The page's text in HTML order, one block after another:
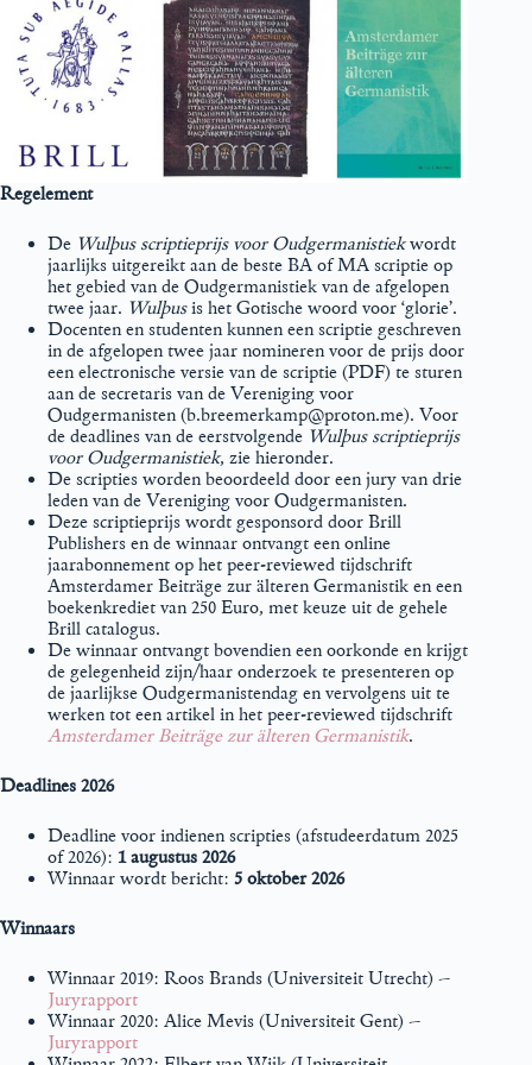
Regelement
De Wulþus scriptieprijs voor Oudgermanistiekwordt
jaarlijks uitgereikt aan de beste BA of MA scriptie op
het gebied van de Oudgermanistiek van de afgelopen
twee jaar. Wulþusis het Gotische woord voor ‘glorie’.
Docenten en studenten kunnen een scriptie geschreven
in de afgelopen twee jaar nomineren voor de prijs door
een electronische versie van de scriptie (PDF) te sturen
aan de secretaris van de Vereniging voor
Oudgermanisten (b.breemerkamp@proton.me). Voor
de deadlines van de eerstvolgende Wulþus scriptieprijs
voor Oudgermanistiek, zie hieronder.
De scripties worden beoordeeld door een jury van drie
leden van de Vereniging voor Oudgermanisten.
Deze scriptieprijs wordt gesponsord door Brill
Publishers en de winnaar ontvangt een online
jaarabonnement op het peer-reviewed tijdschrift
Amsterdamer Beiträge zur älteren Germanistik en een
boekenkrediet van 250 Euro, met keuze uit de gehele
Brill catalogus.
De winnaar ontvangt bovendien een oorkonde en krijgt
de gelegenheid zijn/haar onderzoek te presenteren op
de jaarlijkse Oudgermanistendag en vervolgens uit te
werken tot een artikel in het peer-reviewed tijdschrift
Amsterdamer Beiträge zur älteren Germanistik.
Deadlines 2026
Deadline voor indienen scripties (afstudeerdatum 2025
of 2026): 1 augustus 2026
Winnaar wordt bericht: 5 oktober 2026
Winnaars
Winnaar 2019: Roos Brands (Universiteit Utrecht) –
Juryrapport
Winnaar 2020: Alice Mevis (Universiteit Gent) –
Juryrapport